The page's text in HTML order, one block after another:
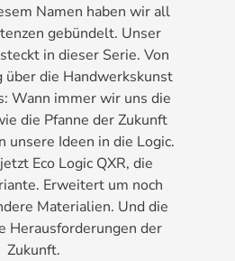
Namen haben wir all
gebündelt. Unser
in dieser Serie. Von
über die Handwerkskunst
Wann immer wir uns die
die Pfanne der Zukunft
unsere Ideen in die Logic.
Eco Logic QXR, die
Erweitert um noch
Materialien. Und die
Herausforderungen der
Zukunft.